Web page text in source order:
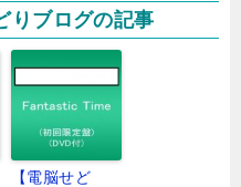
りブログの記事
【電脳せど